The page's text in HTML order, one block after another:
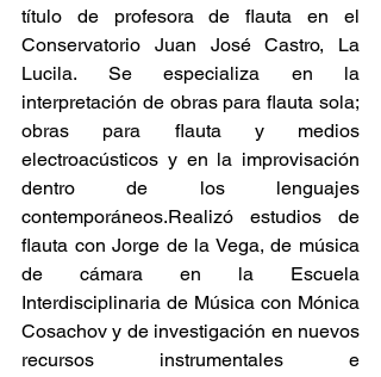
título de profesora de flauta en el
Conservatorio Juan José Castro, La
Lucila. Se especializa en la
interpretación de obras para flauta sola;
obras para flauta y medios
electroacústicos y en la improvisación
dentro de los lenguajes
contemporáneos.Realizó estudios de
flauta con Jorge de la Vega, de música
de cámara en la Escuela
Interdisciplinaria de Música con Mónica
Cosachov y de investigación en nuevos
recursos instrumentales e